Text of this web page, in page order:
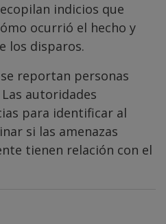
indicios que
ocurrió el hecho y
los disparos.
reportan personas
autoridades
para identificar al
si las amenazas
tienen relación con el